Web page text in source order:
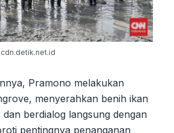
Pramono melakukan
menyerahkan benih ikan
dan berdialog langsung dengan
pentingnya penanganan